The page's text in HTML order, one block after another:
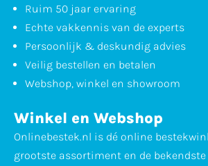
Ruim 50 jaar ervaring
Echte vakkennis van de experts
Persoonlijk & deskundig advies
Veilig bestellen en betalen
Webshop, winkel en showroom
Winkel en Webshop
Onlinebestek.nl is dé online
grootste assortiment en de bekendste